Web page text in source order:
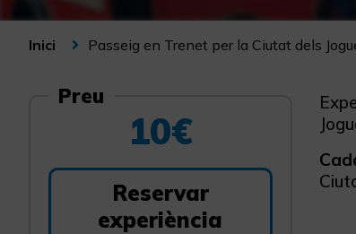
Inici Passeig en Trenet per la Ciutat dels
Preu
10€
Reservar
experiència